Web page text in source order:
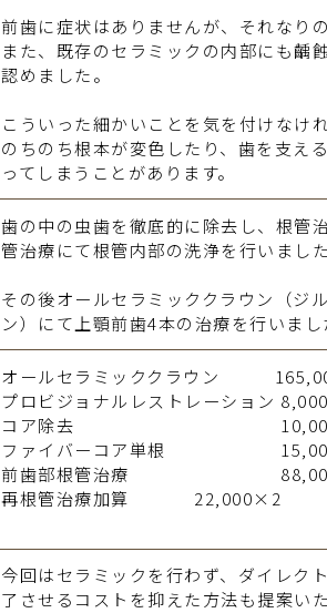
前歯に症状はありませんが、それなり
また、既存のセラミックの内部にも齲
認めました。
こういった細かいことを気を付けなけ
のちのち根本が変色したり、歯を支え
ってしまうことがあります。
歯の中の虫歯を徹底的に除去し、根管
管治療にて根管内部の洗浄を行いました
その後オールセラミッククラウン（ジ
ン）にて上顎前歯4本の治療を行いまし
オールセラミッククラウン
プロビジョナルレストレーション
コア除去
ファイバーコア単根
前歯部根管治療
再根管治療加算 22,000×2
今回はセラミックを行わず、ダイレク
了させるコストを抑えた方法も提案い